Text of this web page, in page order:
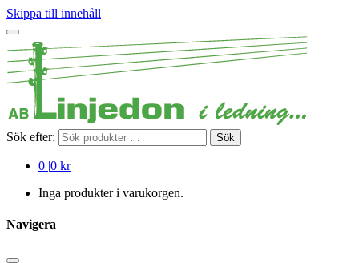
Skippa till innehåll
Sök efter: Sök
0 |0 kr
Inga produkter i varukorgen.
Navigera